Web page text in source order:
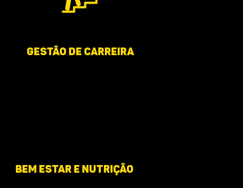
Gestão de carreira
bem estar e nutrição